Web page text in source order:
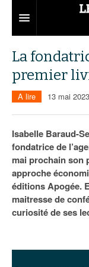
Territoires
Aménagement
Institutions
Services
Entreprises
Emploi
Attractivité
Innovation
75
77
Carnet
Nominations
Portraits
Les Assises du
Éditions
Le podcast
La
premier
A lire 13 mai 2023
Isabelle Baraud-
fondatrice de
mai prochain son
approche
éditions Apogée.
maitresse de
curiosité de ses